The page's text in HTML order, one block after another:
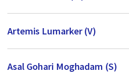
Artemis Lumarker (V)
Asal Gohari Moghadam (S)